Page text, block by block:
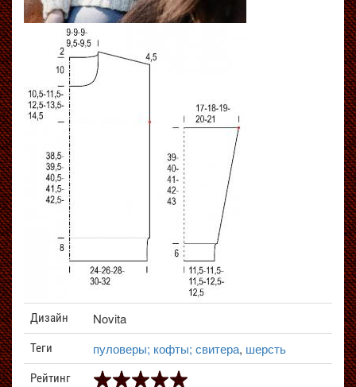
Дизайн Novita
Теги пуловеры; кофты; свитера, шерсть
Рейтинг